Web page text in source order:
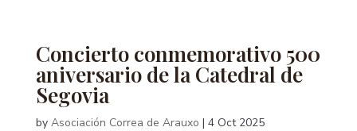
Concierto conmemorativo 500
aniversario de la Catedral de
Segovia
by Asociación Correa de Arauxo | 4 Oct 2025